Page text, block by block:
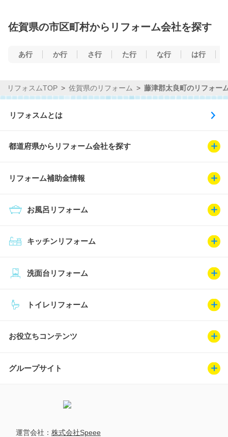
佐賀県の市区町村からリフォーム会社を探す
あ行 か行 さ行 た行 な行 は行
リフォスムTOP 佐賀県のリフォーム 藤津郡太良町のリフォー
リフォスムとは
都道府県からリフォーム会社を探す
リフォーム補助金情報
キッチンリフォーム
お風呂リフォーム
トイレリフォーム
洗面台リフォーム
お役立ちコンテンツ
グループサイト
運営会社： 株式会社Speee